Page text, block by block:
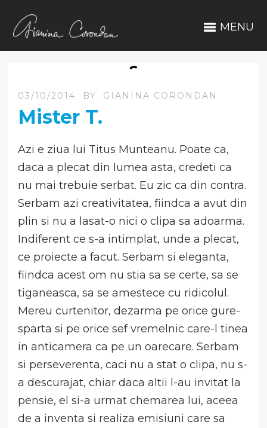
MENU
03/10/2014 BY GIANINA CORONDAN
Mister T.
Azi e ziua lui Titus Munteanu. Poate ca,
daca a plecat din lumea asta, credeti ca
nu mai trebuie serbat. Eu zic ca din contra.
Serbam azi creativitatea, fiindca a avut din
plin si nu a lasat-o nici o clipa sa adoarma.
Indiferent ce s-a intimplat, unde a plecat,
ce proiecte a facut. Serbam si eleganta,
fiindca acest om nu stia sa se certe, sa se
tiganeasca, sa se amestece cu ridicolul.
Mereu curtenitor, dezarma pe orice gure-
sparta si pe orice sef vremelnic care-l tinea
in anticamera ca pe un oarecare. Serbam
si perseverenta, caci nu a stat o clipa, nu s-
a descurajat, chiar daca altii l-au invitat la
pensie, el si-a urmat chemarea lui, aceea
de a inventa si realiza emisiuni care sa